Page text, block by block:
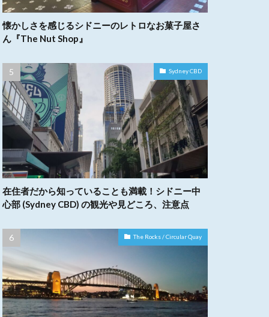
懐かしさを感じるシドニーのレトロなお菓子屋さ
ん『The Nut Shop』
Sydney CBD
在住者だから知っていることも満載！シドニー中
心部 (Sydney CBD) の観光や見どころ、注意点
The Rocks / Circular Quay